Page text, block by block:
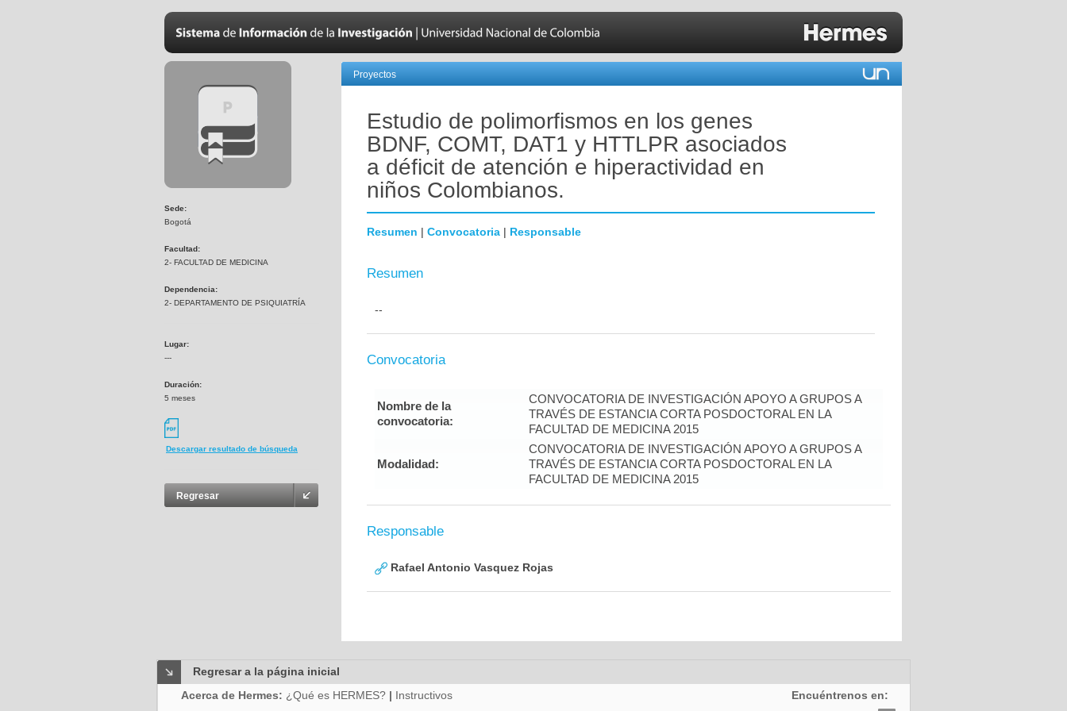
Sede:
Bogotá
Facultad:
2- FACULTAD DE MEDICINA
Dependencia:
2- DEPARTAMENTO DE PSIQUIATRÍA
Lugar:
---
Duración:
5 meses
Descargar resultado de búsqueda
Regresar
Proyectos
Estudio de polimorfismos en los genes
BDNF, COMT, DAT1 y HTTLPR asociados
a déficit de atención e hiperactividad en
niños Colombianos.
Resumen | Convocatoria | Responsable
Resumen
--
Convocatoria
Nombre de la
convocatoria:
CONVOCATORIA DE INVESTIGACIÓN APOYO A GRUPOS A
TRAVÉS DE ESTANCIA CORTA POSDOCTORAL EN LA
FACULTAD DE MEDICINA 2015
Modalidad:
CONVOCATORIA DE INVESTIGACIÓN APOYO A GRUPOS A
TRAVÉS DE ESTANCIA CORTA POSDOCTORAL EN LA
FACULTAD DE MEDICINA 2015
Responsable
Rafael Antonio Vasquez Rojas
Regresar a la página inicial
Acerca de Hermes: ¿Qué es HERMES? | Instructivos Encuéntrenos en: